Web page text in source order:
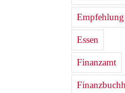
Empfehlung
Essen
Finanzamt